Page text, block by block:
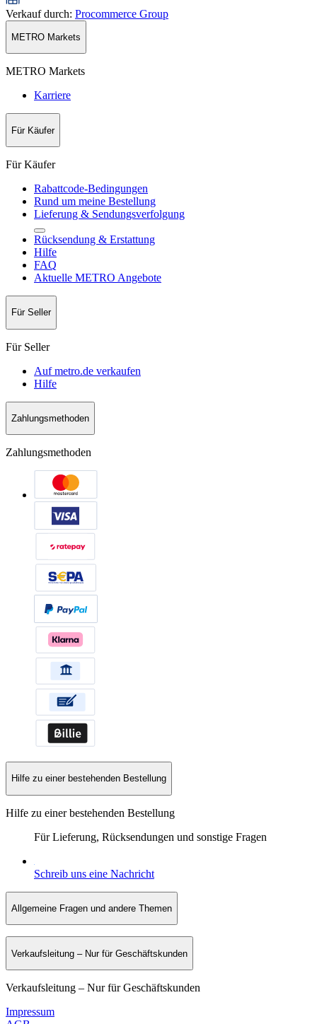
Verkauf durch: Procommerce Group
METRO Markets
METRO Markets
Karriere
Für Käufer
Für Käufer
Rabattcode-Bedingungen
Rund um meine Bestellung
Lieferung & Sendungsverfolgung
Rücksendung & Erstattung
Hilfe
FAQ
Aktuelle METRO Angebote
Für Seller
Für Seller
Auf metro.de verkaufen
Hilfe
Zahlungsmethoden
Zahlungsmethoden
Hilfe zu einer bestehenden Bestellung
Hilfe zu einer bestehenden Bestellung
Für Lieferung, Rücksendungen und sonstige Fragen
Schreib uns eine Nachricht
Allgemeine Fragen und andere Themen
Verkaufsleitung – Nur für Geschäftskunden
Verkaufsleitung – Nur für Geschäftskunden
Impressum